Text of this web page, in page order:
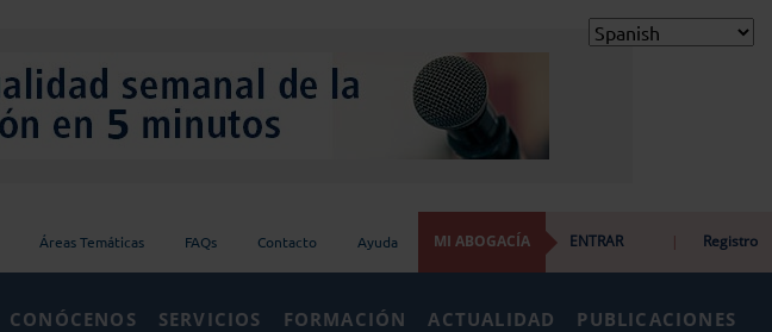
Áreas Temáticas FAQs Contacto Ayuda MI ABOGACÍA ENTRAR | Registro
CONÓCENOS SERVICIOS FORMACIÓN ACTUALIDAD PUBLICACIONES